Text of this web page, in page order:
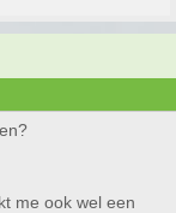
me ook wel een